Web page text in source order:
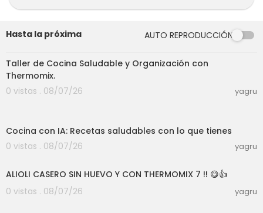
Hasta la próxima AUTO REPRODUCCIÓN
01:39:07
Taller de Cocina Saludable y Organización con
Thermomix.
0 vistas . 08/07/26
yagru
Cocina con IA: Recetas saludables con lo que tienes
0 vistas . 08/07/26
yagru
ALIOLI CASERO SIN HUEVO Y CON THERMOMIX 7 !! 😋👍
0 vistas . 08/07/26
yagru